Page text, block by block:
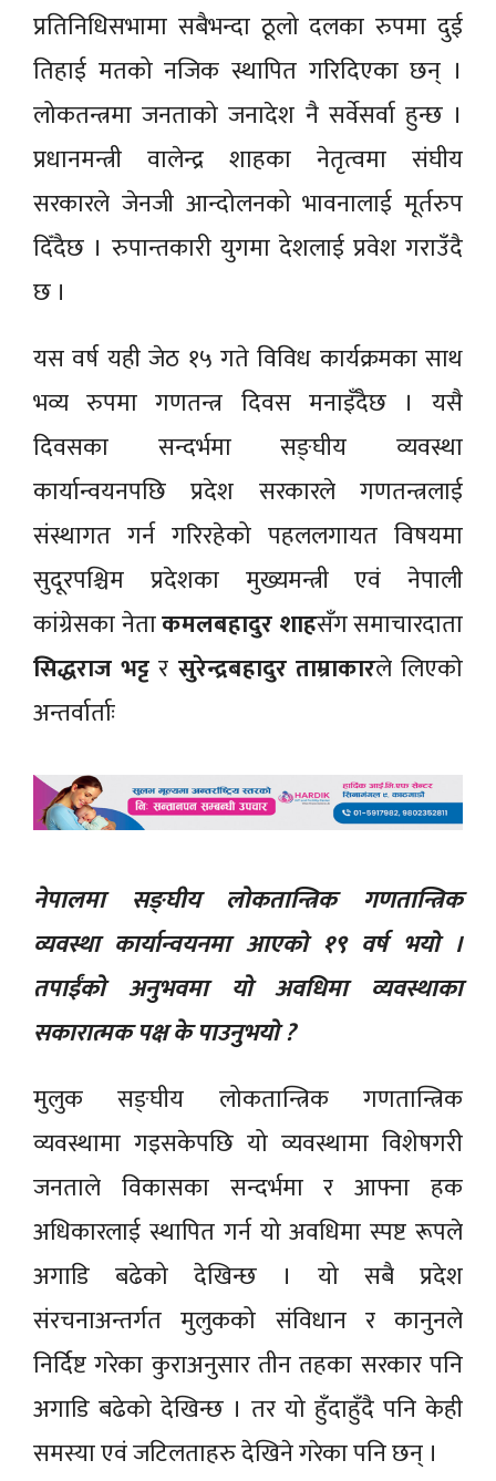
प्रतिनिधिसभामा सबैभन्दा ठूलो दलका रुपमा दुई
तिहाई मतको नजिक स्थापित गरिदिएका छन् ।
लोकतन्त्रमा जनताको जनादेश नै सर्वेसर्वा हुन्छ ।
प्रधानमन्त्री वालेन्द्र शाहका नेतृत्वमा संघीय
सरकारले जेनजी आन्दोलनको भावनालाई मूर्तरुप
दिँदैछ । रुपान्तकारी युगमा देशलाई प्रवेश गराउँदै
छ ।
यस वर्ष यही जेठ १५ गते विविध कार्यक्रमका साथ
भव्य रुपमा गणतन्त्र दिवस मनाइँदैछ । यसै
दिवसका सन्दर्भमा सङ्घीय व्यवस्था
कार्यान्वयनपछि प्रदेश सरकारले गणतन्त्रलाई
संस्थागत गर्न गरिरहेको पहललगायत विषयमा
सुदूरपश्चिम प्रदेशका मुख्यमन्त्री एवं नेपाली
कांग्रेसका नेताकमलबहादुर शाहसँग समाचारदाता
सिद्धराज भट्ट र सुरेन्द्रबहादुर ताम्राकारले लिएकाे
अन्तर्वार्ताः
नेपालमा सङ्घीय लोकतान्त्रिक गणतान्त्रिक
व्यवस्था कार्यान्वयनमा आएको १९ वर्ष भयो ।
तपाईंको अनुभवमा यो अवधिमा व्यवस्थाका
सकारात्मक पक्ष के पाउनुभयो ?
मुलुक सङ्घीय लोकतान्त्रिक गणतान्त्रिक
व्यवस्थामा गइसकेपछि यो व्यवस्थामा विशेषगरी
जनताले विकासका सन्दर्भमा र आफ्ना हक
अधिकारलाई स्थापित गर्न यो अवधिमा स्पष्ट रूपले
अगाडि बढेको देखिन्छ । यो सबै प्रदेश
संरचनाअन्तर्गत मुलुकको संविधान र कानुनले
निर्दिष्ट गरेका कुराअनुसार तीन तहका सरकार पनि
अगाडि बढेको देखिन्छ । तर यो हुँदाहुँदै पनि केही
समस्या एवं जटिलताहरु देखिने गरेका पनि छन् ।